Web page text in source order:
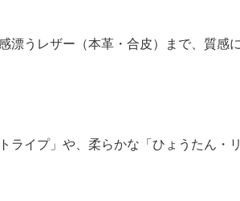
漂うレザー（本革・合皮）まで、質感
ライプ」や、柔らかな「ひょうたん・